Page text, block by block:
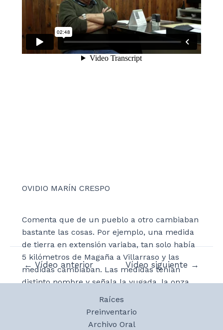
OVIDIO MARÍN CRESPO
Comenta que de un pueblo a otro cambiaban
bastante las cosas. Por ejemplo, una medida
de tierra en extensión variaba, tan solo había
5 kilómetros de Magaña a Villarraso y las
medidas cambiaban. Las medidas tenían
distinto nombre y señala la yugada, la onza,
las libras y las arrobas. Estas tres últimas
medidas las conoció en la fragua del herrero.
De lo que ha leído en los archivos habla de
Navegación
← Vídeo anterior Vídeo siguiente →
Raíces
Preinventario
Archivo Oral